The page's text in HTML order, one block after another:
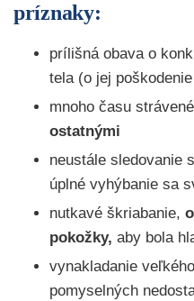
príznaky:
prílišná obava o
tela (o jej
mnoho času
ostatnými
neustále sledovanie
úplné vyhýbanie sa
nutkavé škriabanie,
pokožky, aby bola
vynakladanie
pomyselných